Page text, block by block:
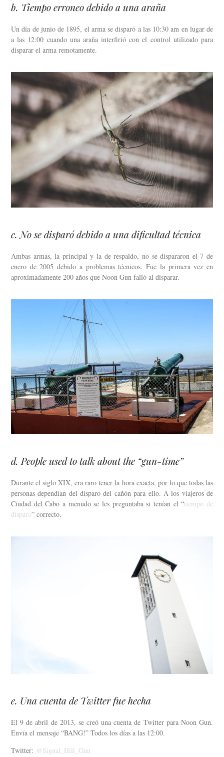
b. Tiempo erroneo debido a una araña
Un día de junio de 1895, el arma se disparó a las 10:30 am en lugar de
a las 12:00 cuando una araña interfirió con el control utilizado para
disparar el arma remotamente.
c. No se disparó debido a una dificultad técnica
Ambas armas, la principal y la de respaldo, no se dispararon el 7 de
enero de 2005 debido a problemas técnicos. Fue la primera vez en
aproximadamente 200 años que Noon Gun falló al disparar.
d. People used to talk about the “gun-time”
Durante el siglo XIX, era raro tener la hora exacta, por lo que todas las
personas dependían del disparo del cañón para ello. A los viajeros de
Ciudad del Cabo a menudo se les preguntaba si tenían el “tiempo de
disparo” correcto.
e. Una cuenta de Twitter fue hecha
El 9 de abril de 2013, se creó una cuenta de Twitter para Noon Gun.
Envía el mensaje “BANG!” Todos los días a las 12:00.
Twitter: @Signal_Hill_Gun